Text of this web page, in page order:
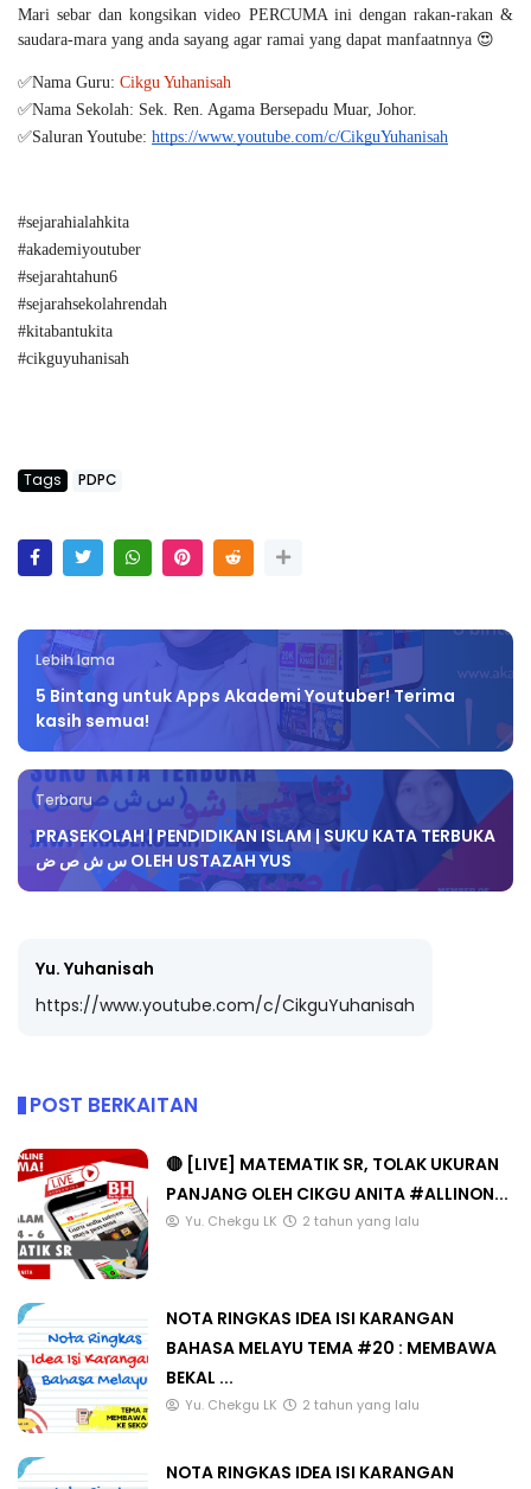
Mari sebar dan kongsikan video PERCUMA ini dengan rakan-rakan&
saudara-mara yang anda sayang agar ramai yang dapat manfaatnnya 😍
✅Nama Guru: Cikgu Yuhanisah
✅Nama Sekolah: Sek. Ren. Agama Bersepadu Muar, Johor.
✅Saluran Youtube: https://www.youtube.com/c/CikguYuhanisah
#sejarahialahkita
#akademiyoutuber
#sejarahtahun6
#sejarahsekolahrendah
#kitabantukita
#cikguyuhanisah
Tags PDPC
Lebih lama
5 Bintang untuk Apps Akademi Youtuber! Terima
kasih semua!
Terbaru
PRASEKOLAH | PENDIDIKAN ISLAM | SUKU KATA TERBUKA
س ش ص ض OLEH USTAZAH YUS
Yu. Yuhanisah
https://www.youtube.com/c/CikguYuhanisah
POST BERKAITAN
🔴 [LIVE] MATEMATIK SR, TOLAK UKURAN
PANJANG OLEH CIKGU ANITA #ALLINON...
Yu. Chekgu LK 2 tahun yang lalu
NOTA RINGKAS IDEA ISI KARANGAN
BAHASA MELAYU TEMA #20 : MEMBAWA
BEKAL ...
Yu. Chekgu LK 2 tahun yang lalu
NOTA RINGKAS IDEA ISI KARANGAN